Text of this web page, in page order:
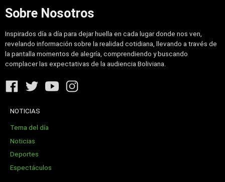
Sobre Nosotros
Inspirados día a día para dejar huella en cada lugar donde nos ven,
revelando información sobre la realidad cotidiana, llevando a través de
la pantalla momentos de alegría, comprendiendo y buscando
complacer las expectativas de la audiencia Boliviana.
NOTICIAS
Tema del día
Noticias
Deportes
Espectáculos